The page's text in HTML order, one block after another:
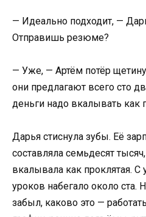
— Идеально подходит, —
Отправишь резюме?
— Уже, — Артём потёр
они предлагают всего сто
деньги надо вкалывать как
Дарья стиснула зубы. Её
составляла семьдесят
вкалывала как проклятая.
уроков набегало около ста.
забыл, каково это —